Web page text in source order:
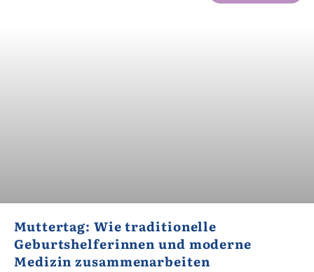
Muttertag: Wie traditionelle
Geburtshelferinnen und moderne
Medizin zusammenarbeiten